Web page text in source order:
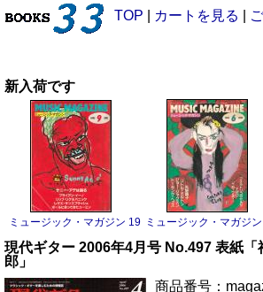
TOP カートを見る
新入荷です
ミュージック・マガジン 1983/9 サニー・アデ
ミュージック・マガジ
現代ギター 2006年4月号 No.497 表紙「
郎」
商品番号：